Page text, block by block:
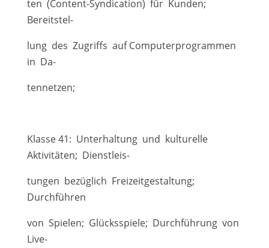
ten (Content-Syndication) für Kunden;
Bereitstel-
lung des Zugriffs auf Computerprogrammen
in Da-
tennetzen;
Klasse 41: Unterhaltung und kulturelle
Aktivitäten; Dienstleis-
tungen bezüglich Freizeitgestaltung;
Durchführen
von Spielen; Glücksspiele; Durchführung von
Live-